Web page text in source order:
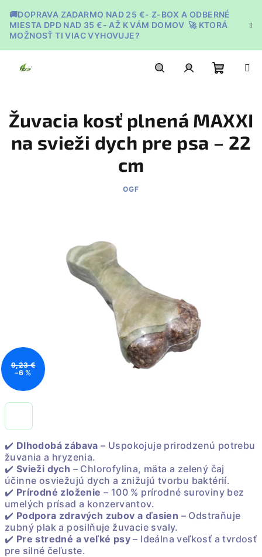
na
obsah
🚚DOPRAVA ZADARMO NAD 25 €- Z-BOX A ODBERNÉ
MIESTA DPD NAD 35 €- AŽ K VÁM DOMOV 🚀 KTORÁ
MOŽNOSŤ TI VIAC VYHOVUJE?
košík
✔️ Dlhodobá zábava – Uspokojuje prirodzenú potrebu
žuvania a hryzenia.
✔️ Svieži dych – Chlorofylina, mäta a zelený čaj
účinne osviežujú dych a znižujú tvorbu baktérií.
✔️ Prírodné zloženie – 100 % prírodné suroviny bez
umelých prísad a konzervantov.
✔️ Podpora zdravých zubov a ďasien – Odstraňuje
zubný plak a posilňuje žuvacie svaly.
✔️ Pre stredné a veľké psy – Ideálna veľkosť a tvrdosť
pre silné čeľuste.
Žuvacia kosť plnená MAXXI
na svieži dych pre psa – 22
cm
OGF
9,23 €
–6 %